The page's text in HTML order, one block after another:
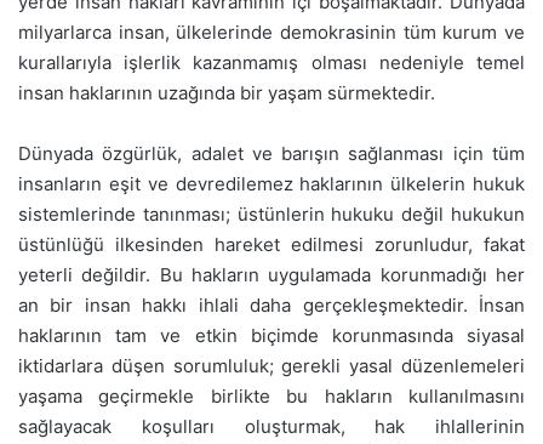
milyarlarca insan, ülkelerinde demokrasinin tüm kurum ve
kurallarıyla işlerlik kazanmamış olması nedeniyle temel
insan haklarının uzağında bir yaşam sürmektedir.
Dünyada özgürlük, adalet ve barışın sağlanması için tüm
insanların eşit ve devredilemez haklarının ülkelerin hukuk
sistemlerinde tanınması; üstünlerin hukuku değil hukukun
üstünlüğü ilkesinden hareket edilmesi zorunludur, fakat
yeterli değildir. Bu hakların uygulamada korunmadığı her
an bir insan hakkı ihlali daha gerçekleşmektedir. İnsan
haklarının tam ve etkin biçimde korunmasında siyasal
iktidarlara düşen sorumluluk; gerekli yasal düzenlemeleri
yaşama geçirmekle birlikte bu hakların kullanılmasını
sağlayacak koşulları oluşturmak, hak ihlallerinin